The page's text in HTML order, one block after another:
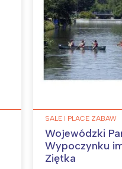
SALE I PLACE ZABAW
Wojewódzki
Wypoczynku im. Gen. Jerzego
Ziętka